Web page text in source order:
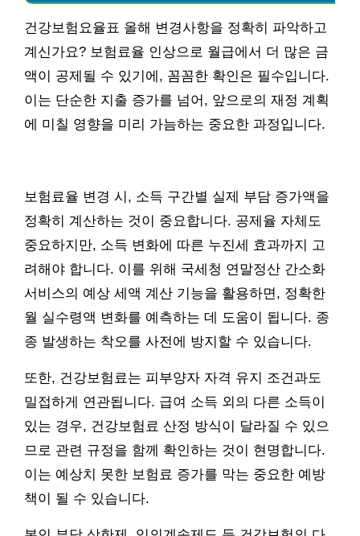
건강보험요율표 올해 변경사항을 정확히 파악하고
계신가요? 보험료율 인상으로 월급에서 더 많은 금
액이 공제될 수 있기에, 꼼꼼한 확인은 필수입니다.
이는 단순한 지출 증가를 넘어, 앞으로의 재정 계획
에 미칠 영향을 미리 가늠하는 중요한 과정입니다.
보험료율 변경 시, 소득 구간별 실제 부담 증가액을
정확히 계산하는 것이 중요합니다. 공제율 자체도
중요하지만, 소득 변화에 따른 누진세 효과까지 고
려해야 합니다. 이를 위해 국세청 연말정산 간소화
서비스의 예상 세액 계산 기능을 활용하면, 정확한
월 실수령액 변화를 예측하는 데 도움이 됩니다. 종
종 발생하는 착오를 사전에 방지할 수 있습니다.
또한, 건강보험료는 피부양자 자격 유지 조건과도
밀접하게 연관됩니다. 급여 소득 외의 다른 소득이
있는 경우, 건강보험료 산정 방식이 달라질 수 있으
므로 관련 규정을 함께 확인하는 것이 현명합니다.
이는 예상치 못한 보험료 증가를 막는 중요한 예방
책이 될 수 있습니다.